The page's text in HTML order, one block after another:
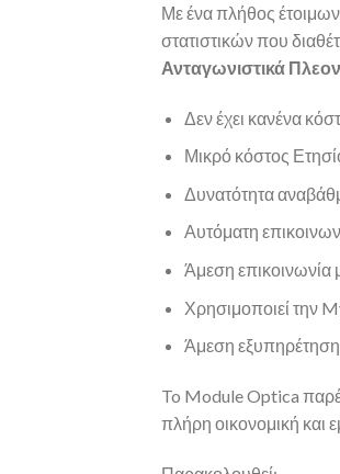
Με ένα πλήθος έτοιμων
στατιστικών που
Ανταγωνιστικά
Δεν έχει κανένα
Μικρό κόστος
Δυνατότητα
Αυτόματη
Άμεση επικοινωνία
Χρησιμοποιεί την
Άμεση εξυπηρέτηση
To Module Optica
πλήρη οικονομική και